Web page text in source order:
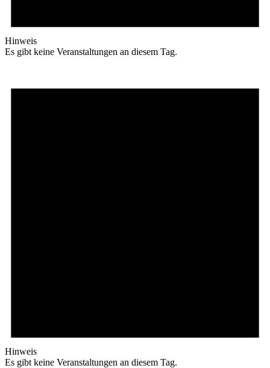
Hinweis
Es gibt keine Veranstaltungen an diesem Tag.
Hinweis
Es gibt keine Veranstaltungen an diesem Tag.